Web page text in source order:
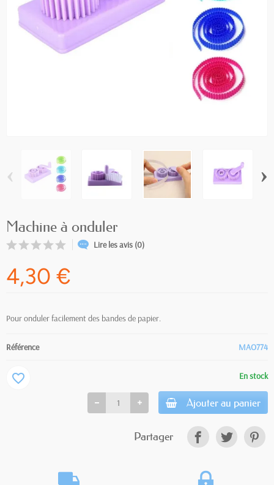
‹ ›
Machine à onduler
Lire les avis (0)
4,30 €
Pour onduler facilement des bandes de papier.
Référence MAO774
En stock
Ajouter au panier
favorite_border
Partager